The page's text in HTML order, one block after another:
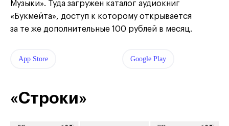
Музыки». Туда загружен каталог аудиокниг
«Букмейта», доступ к которому открывается
за те же дополнительные 100 рублей в месяц.
App Store Google Play
«Строки»